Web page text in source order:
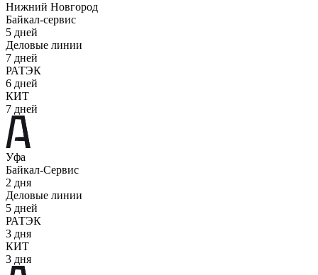
Нижний Новгород
Байкал-сервис
5 дней
Деловые линии
7 дней
РАТЭК
6 дней
КИТ
7 дней
Уфа
Байкал-Сервис
2 дня
Деловые линии
5 дней
РАТЭК
3 дня
КИТ
3 дня